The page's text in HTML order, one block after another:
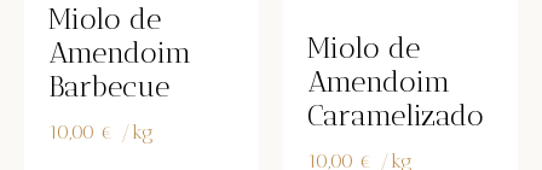
Miolo de
Amendoim
Barbecue
10,00 € /kg
Miolo de
Amendoim
Caramelizado
10,00 € /kg